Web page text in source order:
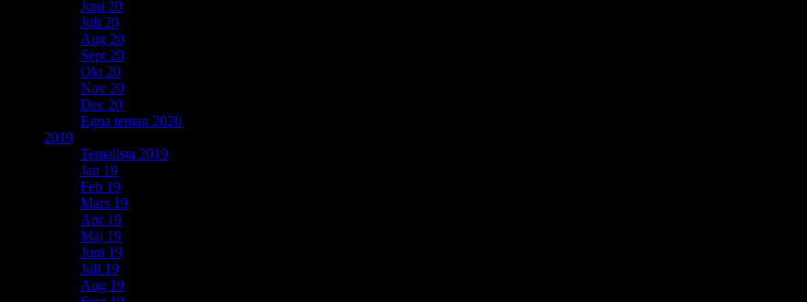
Juni 20
Juli 20
Aug 20
Sept 20
Okt 20
Nov 20
Dec 20
Egna teman 2020
2019
Temalista 2019
Jan 19
Feb 19
Mars 19
Apr 19
Maj 19
Juni 19
Juli 19
Aug 19